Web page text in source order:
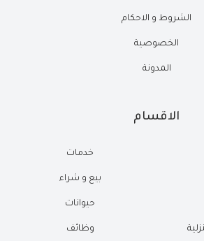
الشروط و الاحكام
الخصوصية
المدونة
الاقسام
خدمات
بيع و شراء
حيوانات
وظائف